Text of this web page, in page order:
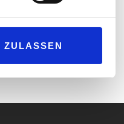
ZULASSEN
Interims-CEO und Gründer
Benz.